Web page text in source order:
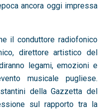
ancora oggi impressa
il conduttore radiofonico
direttore artistico del
legami, emozioni e
musicale pugliese.
della Gazzetta del
sul rapporto tra la